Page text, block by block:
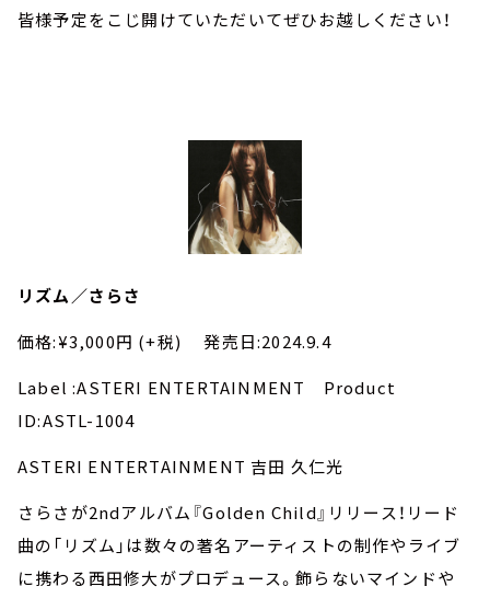
皆様予定をこじ開けていただいてぜひお越しください！
リズム／さらさ
価格:¥3,000円 (+税) 発売日:2024.9.4
Label :ASTERI ENTERTAINMENT Product
ID:ASTL-1004
ASTERI ENTERTAINMENT 吉田 久仁光
さらさが2ndアルバム『Golden Child』リリース！リード
曲の「リズム」は数々の著名アーティストの制作やライブ
に携わる西田修大がプロデュース。飾らないマインドや